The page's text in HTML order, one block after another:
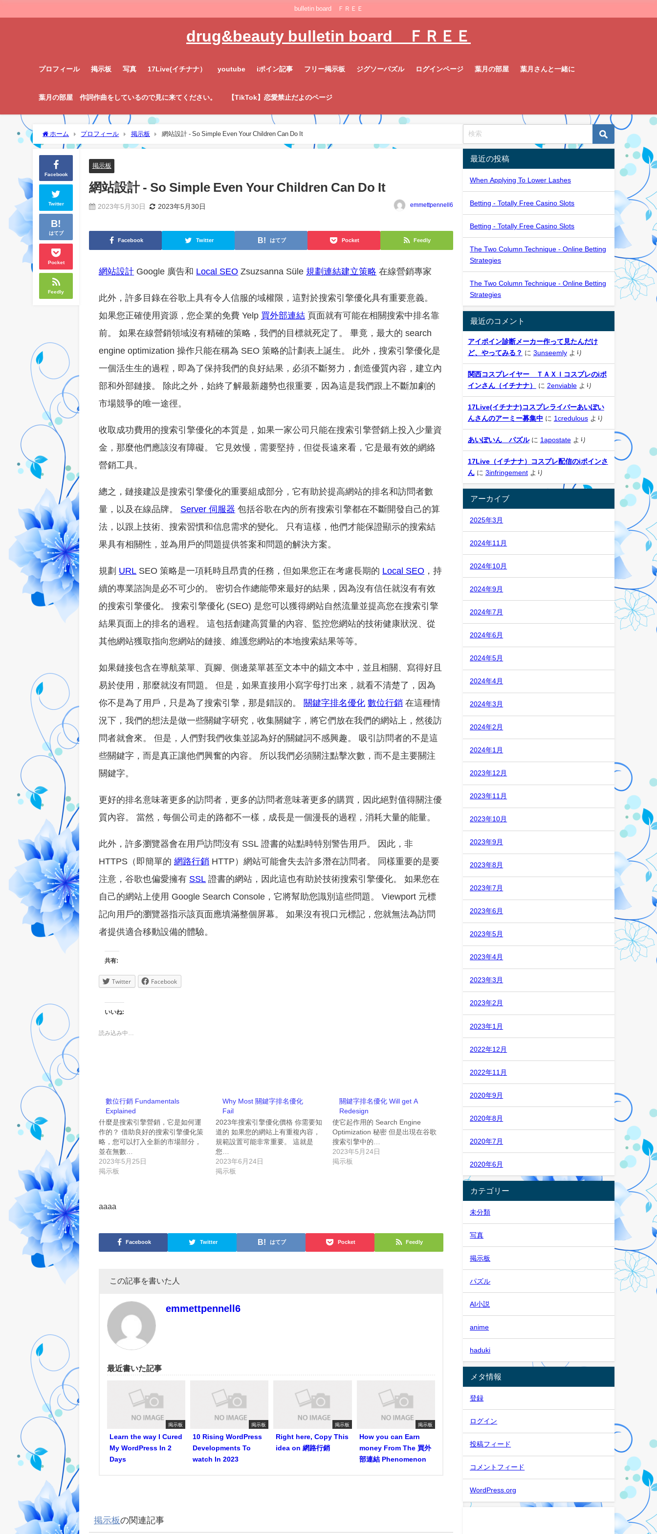
bulletin board ＦＲＥＥ
drug&beauty bulletin board ＦＲＥＥ
プロフィール 掲示板 写真 17Live(イチナナ） youtube iポイン記事 フリー掲示板 ジグソーパズル ログインページ 葉月の部屋 葉月さんと一緒に
葉月の部屋 作詞作曲をしているので見に来てください。 【TikTok】恋愛禁止だよのページ
ホーム プロフィール 掲示板 網站設計 - So Simple Even Your Children Can Do It
Facebook
Twitter
はてブ
Pocket
Feedly
掲示板
網站設計 - So Simple Even Your Children Can Do It
2023年5月30日 2023年5月30日 emmettpennell6
Facebook Twitter はてブ Pocket Feedly
網站設計 Google 廣告和 Local SEO Zsuzsanna Süle 規劃連結建立策略 在線營銷專家
此外，許多目錄在谷歌上具有令人信服的域權限，這對於搜索引擎優化具有重要意義。
如果您正確使用資源，您企業的免費 Yelp 買外部連結 頁面就有可能在相關搜索中排名靠
前。 如果在線營銷領域沒有精確的策略，我們的目標就死定了。 畢竟，最大的 search
engine optimization 操作只能在稱為 SEO 策略的計劃表上誕生。 此外，搜索引擎優化是
一個活生生的過程，即為了保持我們的良好結果，必須不斷努力，創造優質內容，建立內
部和外部鏈接。 除此之外，始終了解最新趨勢也很重要，因為這是我們跟上不斷加劇的
市場競爭的唯一途徑。
收取成功費用的搜索引擎優化的本質是，如果一家公司只能在搜索引擎營銷上投入少量資
金，那麼他們應該沒有障礙。 它見效慢，需要堅持，但從長遠來看，它是最有效的網絡
營銷工具。
總之，鏈接建設是搜索引擎優化的重要組成部分，它有助於提高網站的排名和訪問者數
量，以及在線品牌。 Server 伺服器 包括谷歌在內的所有搜索引擎都在不斷開發自己的算
法，以跟上技術、搜索習慣和信息需求的變化。 只有這樣，他們才能保證顯示的搜索結
果具有相關性，並為用戶的問題提供答案和問題的解決方案。
規劃 URL SEO 策略是一項耗時且昂貴的任務，但如果您正在考慮長期的 Local SEO ，持
續的專業諮詢是必不可少的。 密切合作總能帶來最好的結果，因為沒有信任就沒有有效
的搜索引擎優化。 搜索引擎優化 (SEO) 是您可以獲得網站自然流量並提高您在搜索引擎
結果頁面上的排名的過程。 這包括創建高質量的內容、監控您網站的技術健康狀況、從
其他網站獲取指向您網站的鏈接、維護您網站的本地搜索結果等等。
如果鏈接包含在導航菜單、頁腳、側邊菜單甚至文本中的錨文本中，並且相關、寫得好且
易於使用，那麼就沒有問題。 但是，如果直接用小寫字母打出來，就看不清楚了，因為
你不是為了用戶，只是為了搜索引擎，那是錯誤的。 關鍵字排名優化 數位行銷 在這種情
況下，我們的想法是做一些關鍵字研究，收集關鍵字，將它們放在我們的網站上，然後訪
問者就會來。 但是，人們對我們收集並認為好的關鍵詞不感興趣。 吸引訪問者的不是這
些關鍵字，而是真正讓他們興奮的內容。 所以我們必須關注點擊次數，而不是主要關注
關鍵字。
更好的排名意味著更多的訪問者，更多的訪問者意味著更多的購買，因此絕對值得關注優
質內容。 當然，每個公司走的路都不一樣，成長是一個漫長的過程，消耗大量的能量。
此外，許多瀏覽器會在用戶訪問沒有 SSL 證書的站點時特別警告用戶。 因此，非
HTTPS（即簡單的網路行銷 HTTP）網站可能會失去許多潛在訪問者。 同樣重要的是要
注意，谷歌也偏愛擁有 SSL
證書的網站，因此這也有助於技術搜索引擎優化。 如果您在
自己的網站上使用 Google Search Console，它將幫助您識別這些問題。 Viewport 元標
記向用戶的瀏覽器指示該頁面應填滿整個屏幕。 如果沒有視口元標記，您就無法為訪問
者提供適合移動設備的體驗。
共有:
Twitter Facebook
いいね:
読み込み中…
數位行銷 Fundamentals
Explained
什麼是搜索引擎營銷，它是如何運
作的？ 借助良好的搜索引擎優化策
略，您可以打入全新的市場部分，
並在無數…
2023年5月25日
掲示板
Why Most 關鍵字排名優化
Fail
2023年搜索引擎優化價格 你需要知
道的 如果您的網站上有重複內容，
規範設置可能非常重要。 這就是
您…
2023年6月24日
掲示板
關鍵字排名優化 Will get A
Redesign
使它起作用的 Search Engine
Optimization 秘密 但是出現在谷歌
搜索引擎中的…
2023年5月24日
掲示板
aaaa
Facebook Twitter はてブ Pocket Feedly
この記事を書いた人
emmettpennell6
最近書いた記事
掲示板
Learn the way I Cured
My WordPress In 2
Days
掲示板
10 Rising WordPress
Developments To
watch In 2023
掲示板
Right here, Copy This
idea on 網路行銷
掲示板
How you can Earn
money From The 買外
部連結 Phenomenon
掲示板の関連記事
最近の投稿
When Applying To Lower Lashes
Betting - Totally Free Casino Slots
Betting - Totally Free Casino Slots
The Two Column Technique - Online Betting
Strategies
The Two Column Technique - Online Betting
Strategies
最近のコメント
アイポイン診断メーカー作って見たんだけ
ど、やってみる？ に 3unseemlyより
関西コスプレイヤー ＴＡＸＩコスプレのiポ
インさん（イチナナ）
に 2enviableより
17Live(イチナナ)コスプレライバーあいぽい
んさんのアーミー募集中 に 1credulousより
あいぽいん パズルに 1apostateより
17Live（イチナナ）コスプレ配信のiポインさ
んに 3infringementより
アーカイブ
2025年3月
2024年11月
2024年10月
2024年9月
2024年7月
2024年6月
2024年5月
2024年4月
2024年3月
2024年2月
2024年1月
2023年12月
2023年11月
2023年10月
2023年9月
2023年8月
2023年7月
2023年6月
2023年5月
2023年4月
2023年3月
2023年2月
2023年1月
2022年12月
2022年11月
2020年9月
2020年8月
2020年7月
2020年6月
カテゴリー
未分類
写真
掲示板
パズル
AI小説
anime
haduki
メタ情報
登録
ログイン
投稿フィード
コメントフィード
WordPress.org